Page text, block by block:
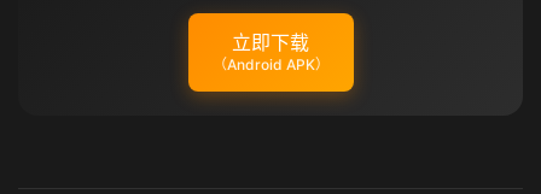
立即下载
（Android APK）